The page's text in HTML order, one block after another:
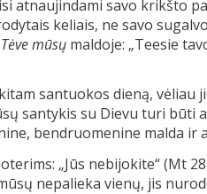
atnaujindami savo krikšto
keliais, ne savo
Tėve mūsų maldoje: „Teesie
santuokos dieną,
santykis su Dievu turi būti
bendruomenine malda ir
„Jūs nebijokite“ (Mt
nepalieka vienų, jis